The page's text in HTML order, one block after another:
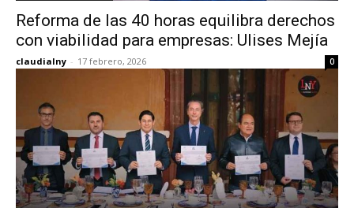
Reforma de las 40 horas equilibra derechos
con viabilidad para empresas: Ulises Mejía
claudialny - 17 febrero, 2026 0